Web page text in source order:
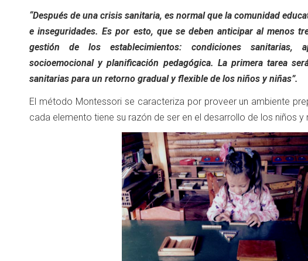
“Después de una crisis sanitaria, es normal que la comunidad
e inseguridades. Es por esto, que se deben anticipar al menos
gestión de los establecimientos: condiciones sanitarias,
socioemocional y planificación pedagógica. La primera tarea
sanitarias para un retorno gradual y flexible de los niños y niñas”.
El método Montessori se caracteriza por proveer un ambiente
cada elemento tiene su razón de ser en el desarrollo de los niños y